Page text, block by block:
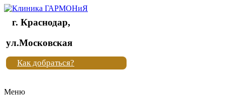
Клиника
"Новая
жизнь"
Клиника
г. Краснодар,
ул.Московская
Как добраться?
Меню